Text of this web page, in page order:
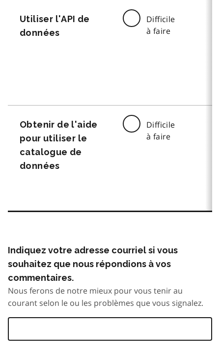
Utiliser l'API de
données
Difficile
à faire
Obtenir de l'aide
pour utiliser le
catalogue de
données
Difficile
à faire
Indiquez votre adresse courriel si vous
souhaitez que nous répondions à vos
commentaires.
Nous ferons de notre mieux pour vous tenir au
courant selon le ou les problèmes que vous signalez.